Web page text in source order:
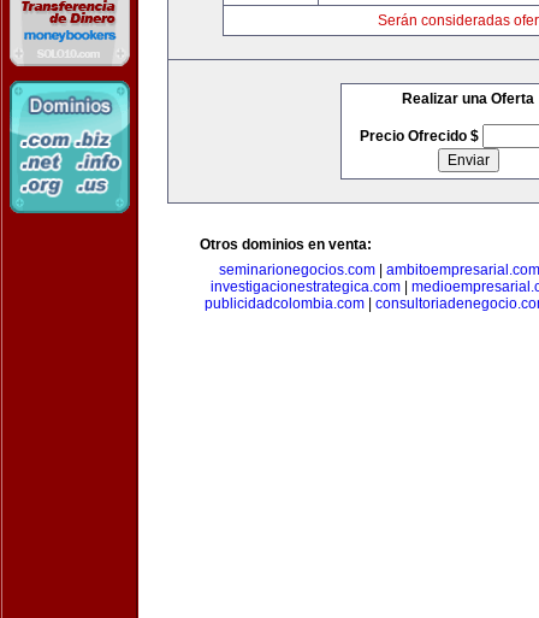
Serán consideradas
Realizar una Oferta
Precio Ofrecido $
Otros dominios en venta:
seminarionegocios.com| ambitoempresarial.com
investigacionestrategica.com
publicidadcolombia.com|